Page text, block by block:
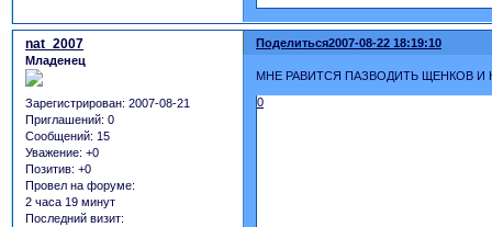
Поделиться2007-08-22 18:19:10
nat_2007
Младенец
Зарегистрирован: 2007-08-21
Приглашений: 0
Сообщений: 15
Уважение: +0
Позитив: +0
Провел на форуме:
2 часа 19 минут
Последний визит:
МНЕ РАВИТСЯ ПАЗВОДИТЬ ЩЕНКОВ И
0